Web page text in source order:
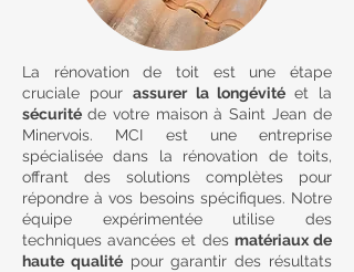
La rénovation de toit est une étape
cruciale pour assurer la longévitéet la
sécurité de votre maison à Saint Jean de
Minervois. MCI est une entreprise
spécialisée dans la rénovation de toits,
offrant des solutions complètes pour
répondre à vos besoins spécifiques. Notre
équipe expérimentée utilise des
techniques avancées et des matériaux de
haute qualitépour garantir des résultats